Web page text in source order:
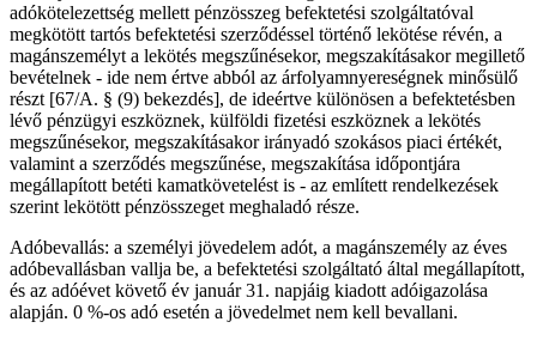
adókötelezettség mellett pénzösszeg befektetési szolgáltatóval
megkötött tartós befektetési szerződéssel történő lekötése révén, a
magánszemélyt a lekötés megszűnésekor, megszakításakor megillető
bevételnek - ide nem értve abból az árfolyamnyereségnek minősülő
részt [67/A. § (9) bekezdés], de ideértve különösen a befektetésben
lévő pénzügyi eszköznek, külföldi fizetési eszköznek a lekötés
megszűnésekor, megszakításakor irányadó szokásos piaci értékét,
valamint a szerződés megszűnése, megszakítása időpontjára
megállapított betéti kamatkövetelést is - az említett rendelkezések
szerint lekötött pénzösszeget meghaladó része.
Adóbevallás: a személyi jövedelem adót, a magánszemély az éves
adóbevallásban vallja be, a befektetési szolgáltató által megállapított,
és az adóévet követő év január 31. napjáig kiadott adóigazolása
alapján. 0 %-os adó esetén a jövedelmet nem kell bevallani.